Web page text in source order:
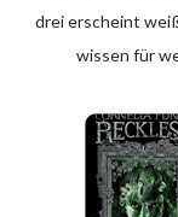
drei erscheint
wissen für